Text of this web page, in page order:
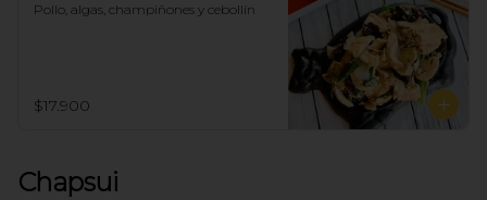
Pollo, algas, champiñones y cebollín
$17.900
Chapsui